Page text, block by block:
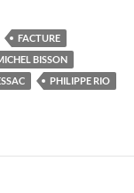
FACTURE
BISSON
PHILIPPE RIO